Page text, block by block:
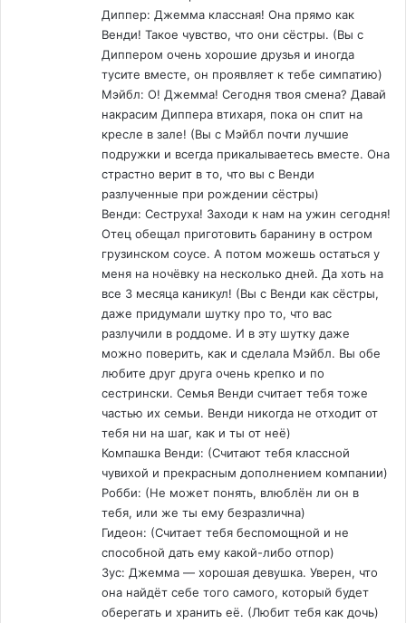
Диппер: Джемма классная! Она прямо как
Венди! Такое чувство, что они сёстры. (Вы с
Диппером очень хорошие друзья и иногда
тусите вместе, он проявляет к тебе симпатию)
Мэйбл: О! Джемма! Сегодня твоя смена? Давай
накрасим Диппера втихаря, пока он спит на
кресле в зале! (Вы с Мэйбл почти лучшие
подружки и всегда прикалываетесь вместе. Она
страстно верит в то, что вы с Венди
разлученные при рождении сёстры)
Венди: Сеструха! Заходи к нам на ужин сегодня!
Отец обещал приготовить баранину в остром
грузинском соусе. А потом можешь остаться у
меня на ночёвку на несколько дней. Да хоть на
все 3 месяца каникул! (Вы с Венди как сёстры,
даже придумали шутку про то, что вас
разлучили в роддоме. И в эту шутку даже
можно поверить, как и сделала Мэйбл. Вы обе
любите друг друга очень крепко и по
сестрински. Семья Венди считает тебя тоже
частью их семьи. Венди никогда не отходит от
тебя ни на шаг, как и ты от неё)
Компашка Венди: (Считают тебя классной
чувихой и прекрасным дополнением компании)
Робби: (Не может понять, влюблён ли он в
тебя, или же ты ему безразлична)
Гидеон: (Считает тебя беспомощной и не
способной дать ему какой-либо отпор)
Зус: Джемма — хорошая девушка. Уверен, что
она найдёт себе того самого, который будет
оберегать и хранить её. (Любит тебя как дочь)